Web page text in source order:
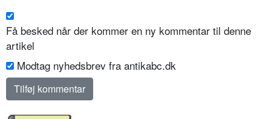
Få besked når der kommer en ny kommentar til denne
artikel
Modtag nyhedsbrev fra antikabc.dk